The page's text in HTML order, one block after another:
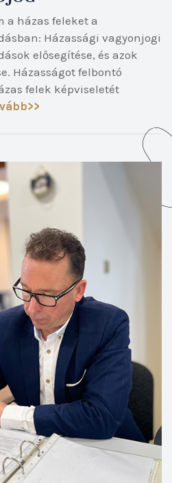
a házas feleket a
Házassági vagyonjogi
elősegítése, és azok
Házasságot felbontó
felek képviseletét